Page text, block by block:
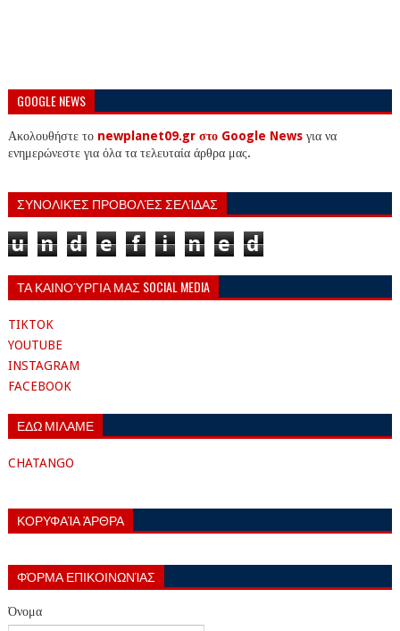
GOOGLE NEWS
Ακολουθήστε το newplanet09.gr στο Google Newsγια να
ενημερώνεστε για όλα τα τελευταία άρθρα μας.
ΣΥΝΟΛΙΚΈΣ ΠΡΟΒΟΛΈΣ ΣΕΛΊΔΑΣ
u n d e f i n e d
ΤΑ ΚΑΙΝΟΎΡΓΙΑ ΜΑΣ SOCIAL MEDIA
TIKTOK
YOUTUBE
INSTAGRAM
FACEBOOK
ΕΔΩ ΜΙΛΑΜΕ
CHATANGO
ΚΟΡΥΦΑΊΑ ΆΡΘΡΑ
ΦΌΡΜΑ ΕΠΙΚΟΙΝΩΝΊΑΣ
Όνομα